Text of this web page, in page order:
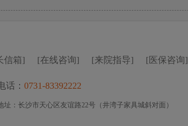
喉咙卡槟榔后的紧急处理方法有哪些？
信箱] [在线咨询] [来院指导] [医保咨询]
话： 0731-83392222
址：长沙市天心区友谊路22号（井湾子家具城斜对面）